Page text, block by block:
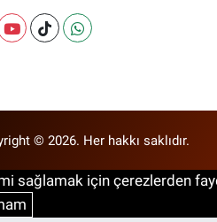
© 2026. Her hakkı saklıdır.
sağlamak için çerezlerden